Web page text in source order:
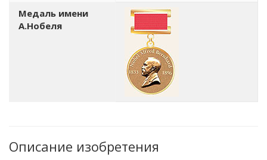
Медаль имени
А.Нобеля
Описание изобретения